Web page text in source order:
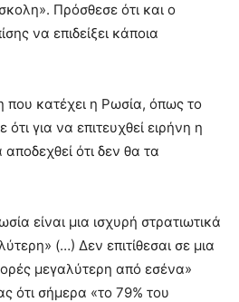
Πρόσθεσε ότι και ο
να επιδείξει κάποια
που κατέχει η Ρωσία, όπως το
για να επιτευχθεί ειρήνη η
ότι δεν θα τα
είναι μια ισχυρή στρατιωτικά
(…) Δεν επιτίθεσαι σε μια
μεγαλύτερη από εσένα»
ότι σήμερα «το 79% του